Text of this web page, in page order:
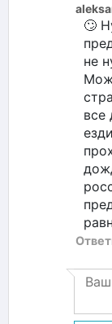
🙄
не
все